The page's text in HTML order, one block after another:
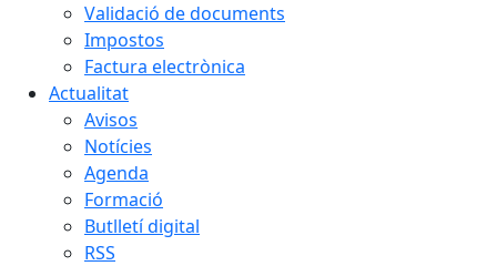
Validació de documents
Impostos
Factura electrònica
Actualitat
Avisos
Notícies
Agenda
Formació
Butlletí digital
RSS